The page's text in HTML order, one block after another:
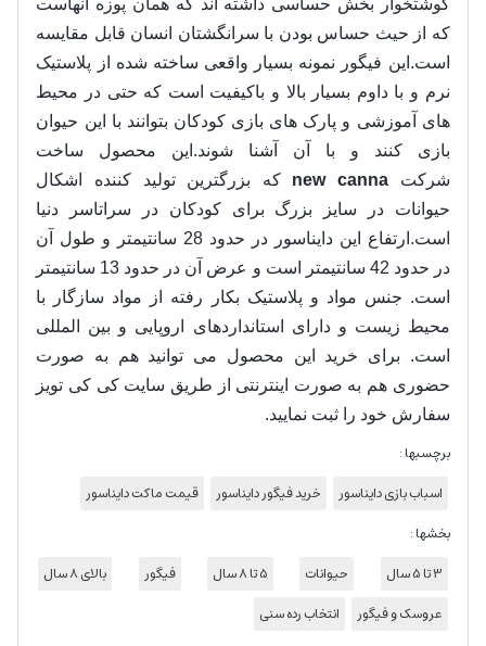
گوشتخوار بخش حساسی داشته اند که همان پوزه آنهاست
که از حیث حساس بودن با سرانگشتان انسان قابل مقایسه
است. این فیگور نمونه بسیار واقعی ساخته شده از پلاستیک
نرم و با داوم بسیار بالا و باکیفیت است که حتی در محیط
های آموزشی و پارک های بازی کودکان بتوانند با این حیوان
بازی کنند و با آن آشنا شوند.این محصول ساخت
شرکت new canna
که بزرگترین تولید کننده اشکال
حیوانات در سایز بزرگ برای کودکان در سراتاسر دنیا
است.
ارتفاع این دایناسور در حدود 28 سانتیمتر و طول آن
در حدود 42 سانتیمتر است و عرض آن در حدود 13 سانتیمتر
است. جنس مواد و پلاستیک بکار رفته از مواد سازگار با
محیط زیست و دارای استانداردهای اروپایی و بین المللی
است. برای خرید این محصول می توانید هم به صورت
حضوری هم به صورت اینترنتی از طریق سایت کی کی تویز
سفارش خود را ثبت نمایید.
برچسبها :
اسباب بازی دایناسور
خرید فیگور دایناسور
قیمت ماکت دایناسور
بخشها :
3 تا 5 سال
حیوانات 5 تا 8 سال فیگور
بالای 8 سال
عروسک و فیگور
انتخاب رده سنی